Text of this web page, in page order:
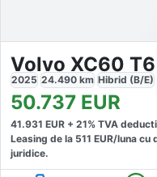
Volvo XC60
2025 24.490 km Hibrid (B/E)
50.737 EUR
41.931 EUR + 21% TVA
Leasing de la 511 EUR/luna cu
juridice.